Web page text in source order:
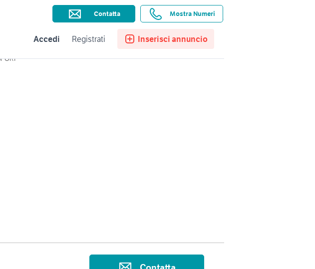
Subito per le Aziende Assistenza Ricerche salvate Preferiti
Accedi Registrati Inserisci annuncio
Contatta Mostra Numeri